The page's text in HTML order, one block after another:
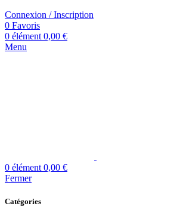
Connexion / Inscription
0 Favoris
0 élément 0,00 €
Menu
0 élément 0,00 €
Fermer
Catégories